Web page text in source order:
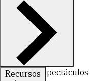
DeportesEspectáculos
Recursos